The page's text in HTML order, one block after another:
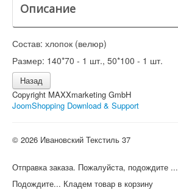
Описание
Состав: хлопок (велюр)
Размер: 140*70 - 1 шт., 50*100 - 1 шт.
Copyright MAXXmarketing GmbH
JoomShopping Download & Support
© 2026 Ивановский Текстиль 37
Отправка заказа. Пожалуйста, подождите ...
Подождите... Кладем товар в корзину